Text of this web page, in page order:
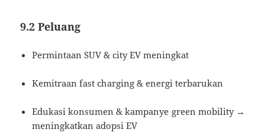
9.2 Peluang
Permintaan SUV & city EV meningkat
Kemitraan fast charging & energi terbarukan
Edukasi konsumen & kampanye green mobility →
meningkatkan adopsi EV